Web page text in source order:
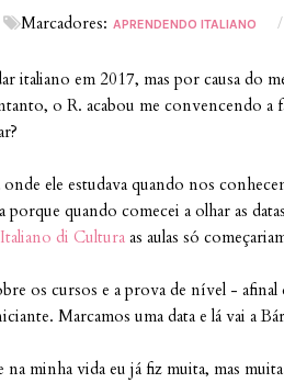
Marcadores: APRENDENDO ITALIANO /
italiano em 2017, mas por causa do
o R. acabou me convencendo a
onde ele estudava quando nos
quando comecei a olhar as
di Cultura as aulas só
os cursos e a prova de nível -
Marcamos uma data e lá vai a
na minha vida eu já fiz muita, mas